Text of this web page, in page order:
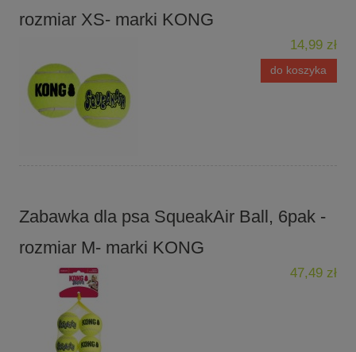
rozmiar XS- marki KONG
14,99 zł
do koszyka
Zabawka dla psa SqueakAir Ball, 6pak -
rozmiar M- marki KONG
47,49 zł